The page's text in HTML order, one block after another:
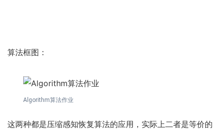
算法框图：
Algorithm算法作业
这两种都是压缩感知恢复算法的应用，实际上二者是等价的